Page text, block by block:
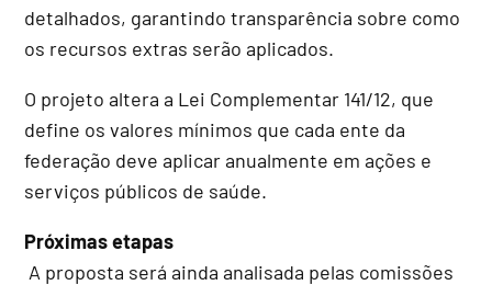
detalhados, garantindo transparência sobre como
os recursos extras serão aplicados.
O projeto altera a Lei Complementar 141/12, que
define os valores mínimos que cada ente da
federação deve aplicar anualmente em ações e
serviços públicos de saúde.
Próximas etapas
A proposta será ainda analisada pelas comissões